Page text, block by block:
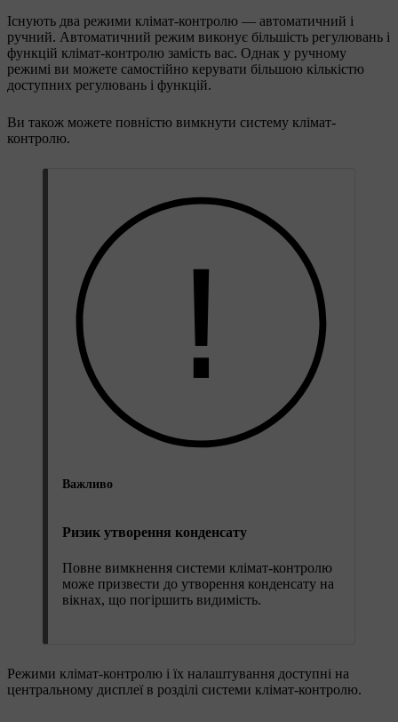
Існують два режими клімат-контролю — автоматичний і
ручний. Автоматичний режим виконує більшість регулювань і
функцій клімат-контролю замість вас. Однак у ручному
режимі ви можете самостійно керувати більшою кількістю
доступних регулювань і функцій.
Ви також можете повністю вимкнути систему клімат-
контролю.
Важливо
Ризик утворення конденсату
Повне вимкнення системи клімат-контролю
може призвести до утворення конденсату на
вікнах, що погіршить видимість.
Режими клімат-контролю і їх налаштування доступні на
центральному дисплеї в розділі системи клімат-контролю.